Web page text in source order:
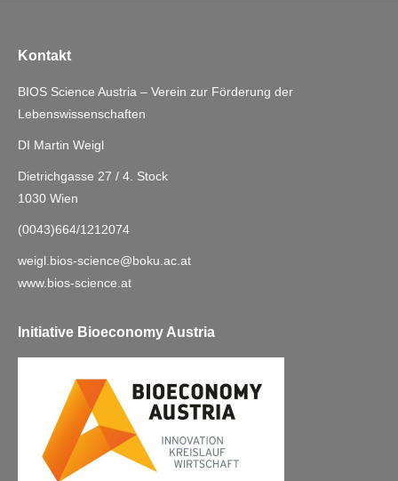
Kontakt
BIOS Science Austria – Verein zur Förderung der
Lebenswissenschaften
DI Martin Weigl
Dietrichgasse 27 / 4. Stock
1030 Wien
(0043)664/1212074
weigl.bios-science@boku.ac.at
www.bios-science.at
Initiative Bioeconomy Austria